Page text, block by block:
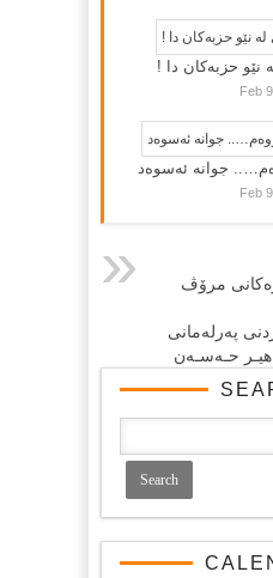
نێو حزبەکان دا !
Feb
جوانە ئەسوەد
Feb
مرۆڤ
په‌رله‌مانی
حـه‌سـه‌ن